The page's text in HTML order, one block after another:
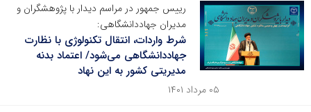
رییس جمهور در مراسم دیدار با پژوهشگران و
مدیران جهاددانشگاهی:
شرط واردات، انتقال تکنولوژی با نظارت
جهاددانشگاهی می‌شود/ اعتماد بدنه
مدیریتی کشور به این نهاد
۰۵ مرداد ۱۴۰۱